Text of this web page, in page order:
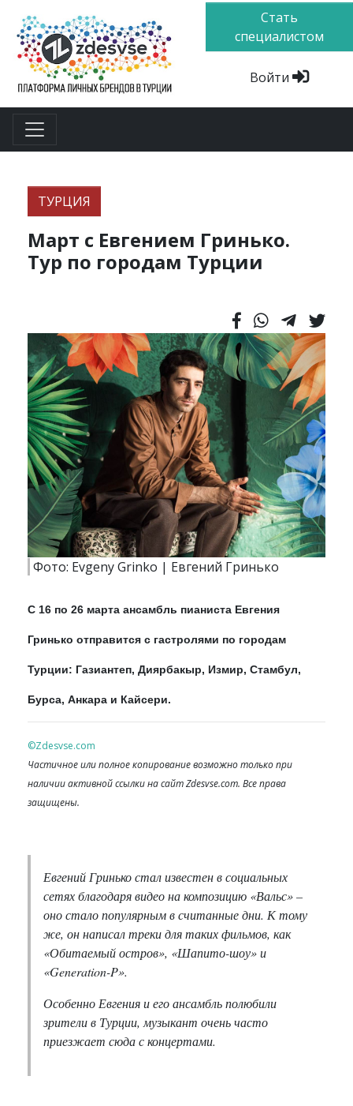
Стать
специалистом
Войти
ТУРЦИЯ
Март с Евгением Гринько.
Тур по городам Турции
Фото: Evgeny Grinko | Евгений Гринько
С 16 по 26 марта ансамбль пианиста Евгения
Гринько отправится с гастролями по городам
Турции: Газиантеп, Диярбакыр, Измир, Стамбул,
Бурса, Анкара и Кайсери.
©Zdesvse.com
Частичное или полное копирование возможно только при
наличии активной ссылки на сайт Zdesvse.com. Все права
защищены.
Евгений Гринько стал известен в социальных
сетях благодаря видео на композицию «Вальс» –
оно стало популярным в считанные дни. К тому
же, он написал треки для таких фильмов, как
«Обитаемый остров», «Шапито-шоу» и
«Generation-P».
Особенно Евгения и его ансамбль полюбили
зрители в Турции, музыкант очень часто
приезжает сюда с концертами.